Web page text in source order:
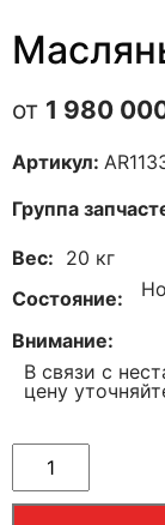
1 980
Артикул:
Группа
Вес
20 кг
Состояние
Внимание
В связи с
цену